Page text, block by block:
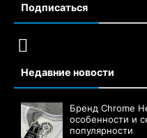
Подписаться
Недавние новости
Бренд Chrome
особенности и
популярности